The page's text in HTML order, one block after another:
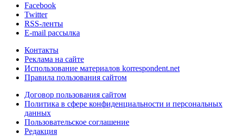
Facebook
Twitter
RSS-ленты
E-mail рассылка
Контакты
Реклама на сайте
Использование материалов korrespondent.net
Правила пользования сайтом
Договор пользования сайтом
Политика в сфере конфиденциальности и персональных
данных
Пользовательское соглашение
Редакция